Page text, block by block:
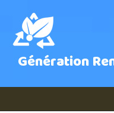
Génération